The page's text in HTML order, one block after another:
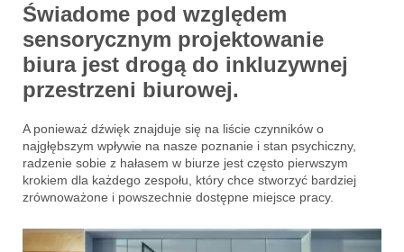
Świadome pod względem
sensorycznym projektowanie
biura jest drogą do inkluzywnej
przestrzeni biurowej.
A ponieważ dźwięk znajduje się na liście czynników o
najgłębszym wpływie na nasze poznanie i stan psychiczny,
radzenie sobie z hałasem w biurze jest często pierwszym
krokiem dla każdego zespołu, który chce stworzyć bardziej
zrównoważone i powszechnie dostępne miejsce pracy.